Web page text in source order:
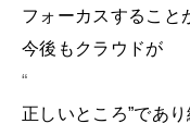
フォーカスすること
今後もクラウドが
“
正しいところ”であ